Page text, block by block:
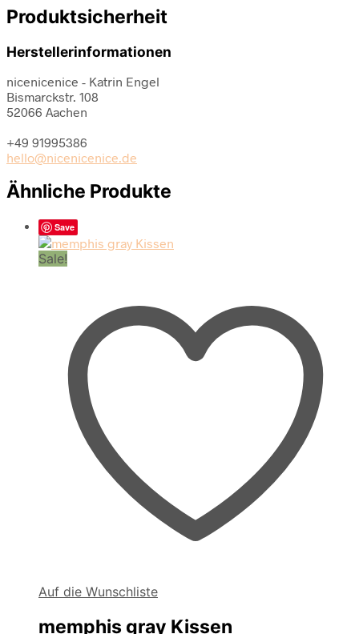
Produktsicherheit
Herstellerinformationen
nicenicenice - Katrin Engel
Bismarckstr. 108
52066 Aachen
+49 91995386
hello@nicenicenice.de
Ähnliche Produkte
Save
Sale!
Auf die Wunschliste
memphis gray Kissen